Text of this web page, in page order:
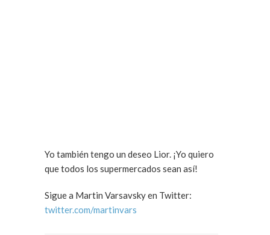
Yo también tengo un deseo Lior. ¡Yo quiero
que todos los supermercados sean así!
Sigue a Martin Varsavsky en Twitter:
twitter.com/martinvars